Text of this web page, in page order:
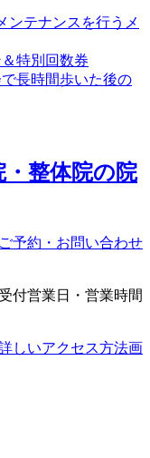
ンテナンスを行うメ
特別回数券
長時間歩いた後の